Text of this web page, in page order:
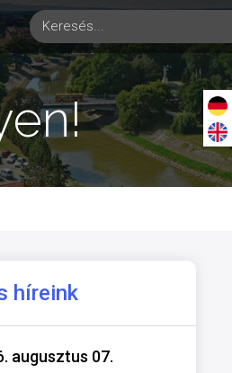
híreink
augusztus 07.